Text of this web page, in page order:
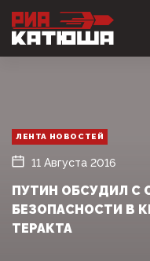
ЛЕНТА НОВОСТЕЙ
11 Августа 2016
ПУТИН ОБСУДИЛ С
БЕЗОПАСНОСТИ В
ТЕРАКТА